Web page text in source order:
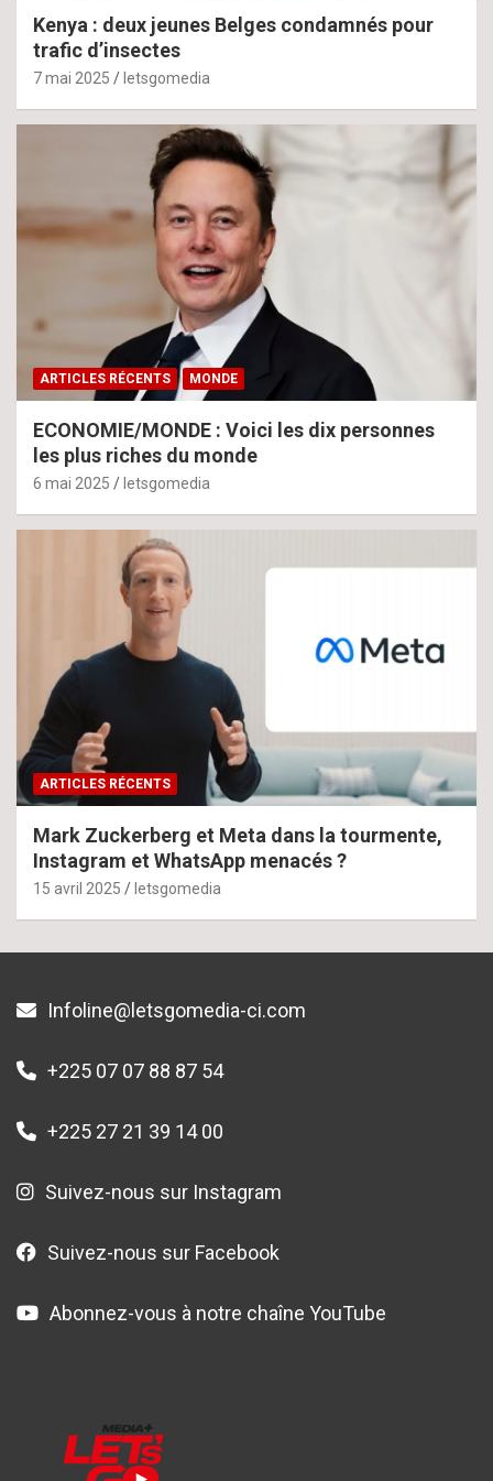
Kenya : deux jeunes Belges condamnés pour
trafic d’insectes
7 mai 2025 letsgomedia
ARTICLES RÉCENTS MONDE
ECONOMIE/MONDE : Voici les dix personnes
les plus riches du monde
6 mai 2025 letsgomedia
ARTICLES RÉCENTS
Mark Zuckerberg et Meta dans la tourmente,
Instagram et WhatsApp menacés ?
15 avril 2025 letsgomedia
Infoline@letsgomedia-ci.com
+225 07 07 88 87 54
+225 27 21 39 14 00
Suivez-nous sur Instagram
Suivez-nous sur Facebook
Abonnez-vous à notre chaîne YouTube